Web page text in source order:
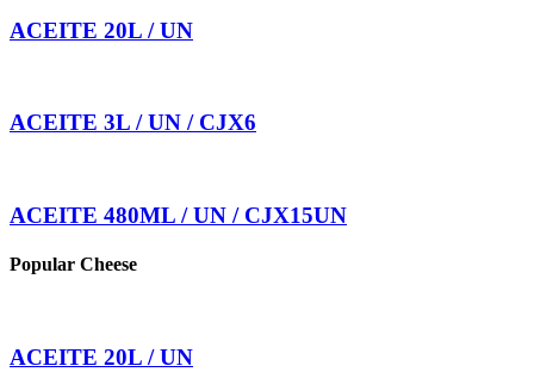
ACEITE 20L / UN
ACEITE 3L / UN / CJX6
ACEITE 480ML / UN / CJX15UN
Popular Cheese
ACEITE 20L / UN